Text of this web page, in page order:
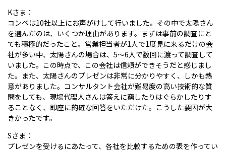
Kさま：
コンペは10社以上にお声がけして行いました。その中で太陽さん
を選んだのは、いくつか理由があります。まずは事前の調査にと
ても積極的だったこと。営業担当者が1人で1度見に来るだけの会
社が多い中、太陽さんの場合は、5～6人で数回に渡って調査して
いました。この時点で、この会社は信頼ができそうだと感じまし
た。また、太陽さんのプレゼンは非常に分かりやすく、しかも熱
意がありました。コンサルタント会社が難易度の高い技術的な質
問をしても、現場代理人さんは答えに窮したりはぐらかしたりす
ることなく、即座に的確な回答をいただけた。こうした要因が大
きかったです。
Sさま：
プレゼンを受けるにあたって、各社を比較するための表を作ってい